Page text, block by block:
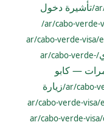
تأشيرة دخول
/ar/cabo-verde-visa/
/ar/cabo-verde-
— كابو
زيارة
/ar/cabo-verde-
/ar/cabo-verde-